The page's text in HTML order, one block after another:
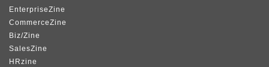
EnterpriseZine
CommerceZine
Biz/Zine
SalesZine
HRzine